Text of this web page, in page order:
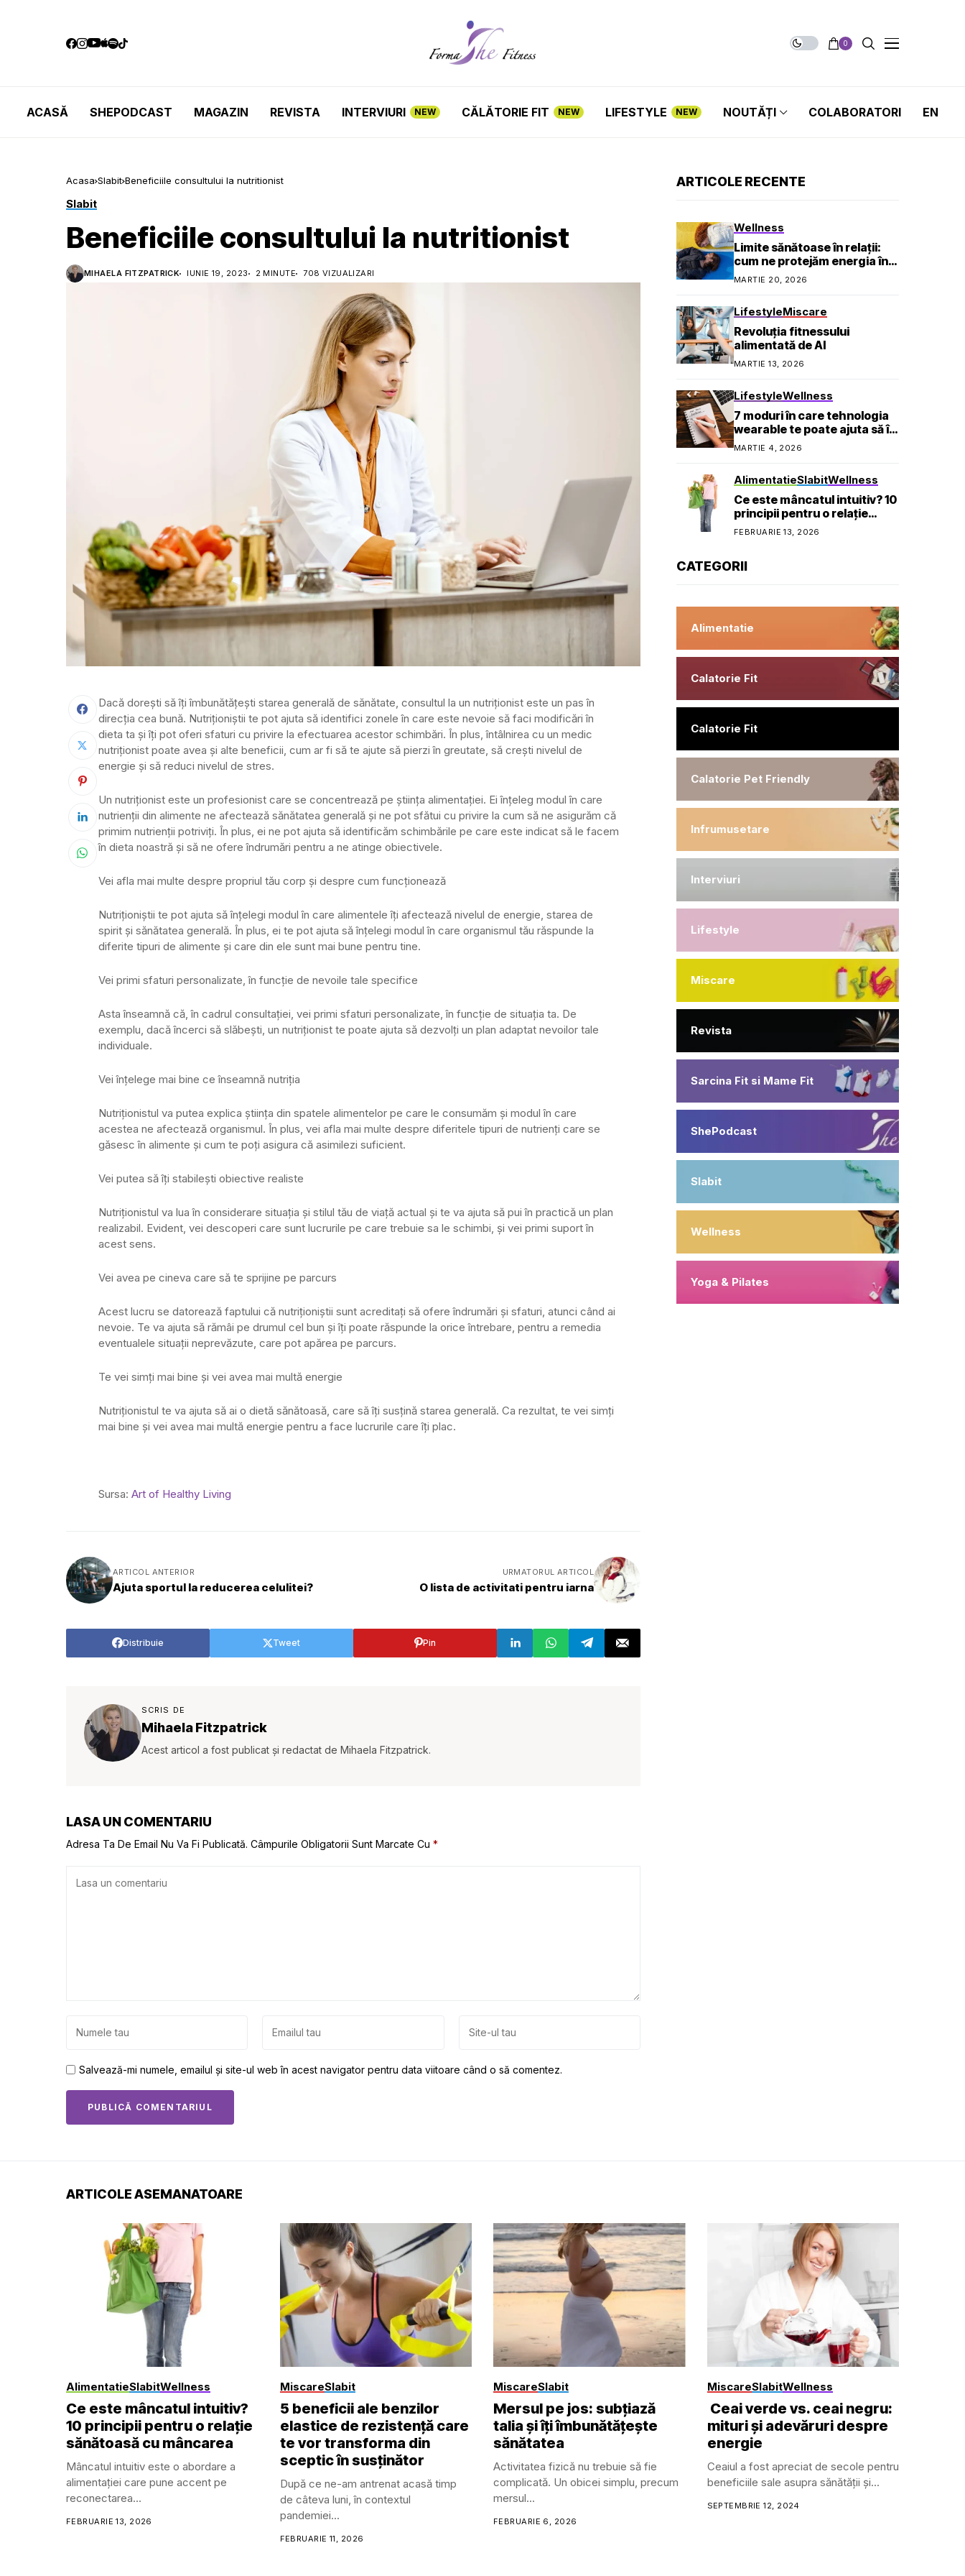
0
ACASĂ SHEPODCAST MAGAZIN REVISTA INTERVIURI NEW CĂLĂTORIE FIT NEW LIFESTYLE NEW NOUTĂȚI COLABORATORI EN
Acasa Slabit Beneficiile consultului la nutritionist
Slabit
Beneficiile consultului la nutritionist
MIHAELA FITZPATRICK IUNIE 19, 2023 2 MINUTE 708 VIZUALIZARI
​Dacă dorești să îți îmbunătățești starea generală de sănătate, consultul la un nutriționist este un pas în
direcția cea bună. Nutriționiștii te pot ajuta să identifici zonele în care este nevoie să faci modificări în
dieta ta și îți pot oferi sfaturi cu privire la efectuarea acestor schimbări. În plus, întâlnirea cu un medic
nutriționist poate avea și alte beneficii, cum ar fi să te ajute să pierzi în greutate, să crești nivelul de
energie și să reduci nivelul de stres.
Un nutriționist este un profesionist care se concentrează pe știința alimentației. Ei înțeleg modul în care
nutrienții din alimente ne afectează sănătatea generală și ne pot sfătui cu privire la cum să ne asigurăm că
primim nutrienții potriviți. În plus, ei ne pot ajuta să identificăm schimbările pe care este indicat să le facem
în dieta noastră și să ne ofere îndrumări pentru a ne atinge obiectivele.
Vei afla mai multe despre propriul tău corp și despre cum funcționează
Nutriționiștii te pot ajuta să înțelegi modul în care alimentele îți afectează nivelul de energie, starea de
spirit și sănătatea generală. În plus, ei te pot ajuta să înțelegi modul în care organismul tău răspunde la
diferite tipuri de alimente și care din ele sunt mai bune pentru tine.
Vei primi sfaturi personalizate, în funcție de nevoile tale specifice
Asta înseamnă că, în cadrul consultației, vei primi sfaturi personalizate, în funcție de situația ta. De
exemplu, dacă încerci să slăbești, un nutriționist te poate ajuta să dezvolți un plan adaptat nevoilor tale
individuale.
Vei înțelege mai bine ce înseamnă nutriția
Nutriționistul va putea explica știința din spatele alimentelor pe care le consumăm și modul în care
acestea ne afectează organismul. În plus, vei afla mai multe despre diferitele tipuri de nutrienți care se
găsesc în alimente și cum te poți asigura că asimilezi suficient.
Vei putea să îți stabilești obiective realiste
Nutriționistul va lua în considerare situația și stilul tău de viață actual și te va ajuta să pui în practică un plan
realizabil. Evident, vei descoperi care sunt lucrurile pe care trebuie sa le schimbi, și vei primi suport în
acest sens.
Vei avea pe cineva care să te sprijine pe parcurs
Acest lucru se datorează faptului că nutriționiștii sunt acreditați să ofere îndrumări și sfaturi, atunci când ai
nevoie. Te va ajuta să rămâi pe drumul cel bun și îți poate răspunde la orice întrebare, pentru a remedia
eventualele situații neprevăzute, care pot apărea pe parcurs.
Te vei simți mai bine și vei avea mai multă energie
Nutriționistul te va ajuta să ai o dietă sănătoasă, care să îți susțină starea generală. Ca rezultat, te vei simți
mai bine și vei avea mai multă energie pentru a face lucrurile care îți plac.
Sursa: Art of Healthy Living
ARTICOL ANTERIOR
Ajuta sportul la reducerea celulitei?
URMATORUL ARTICOL
O lista de activitati pentru iarna
Distribuie Tweet Pin
SCRIS DE
Mihaela Fitzpatrick
Acest articol a fost publicat și redactat de Mihaela Fitzpatrick.
LASA UN COMENTARIU
Adresa Ta De Email Nu Va Fi Publicată. Câmpurile Obligatorii Sunt Marcate Cu *
Salvează-mi numele, emailul și site-ul web în acest navigator pentru data viitoare când o să comentez.
ARTICOLE RECENTE
Wellness
Limite sănătoase în relații:
cum ne protejăm energia în
viața socială și profesională
MARTIE 20, 2026
LifestyleMiscare
Revoluția fitnessului
alimentată de AI
MARTIE 13, 2026
LifestyleWellness
7 moduri în care tehnologia
wearable te poate ajuta să îți
atingi obiectivele de
sănătate
MARTIE 4, 2026
AlimentatieSlabitWellness
Ce este mâncatul intuitiv? 10
principii pentru o relație
sănătoasă cu mâncarea
FEBRUARIE 13, 2026
CATEGORII
Alimentatie
Calatorie Fit
Calatorie Fit
Calatorie Pet Friendly
Infrumusetare
Interviuri
Lifestyle
Miscare
Revista
Sarcina Fit si Mame Fit
ShePodcast
Slabit
Wellness
Yoga & Pilates
ARTICOLE ASEMANATOARE
AlimentatieSlabitWellness
Ce este mâncatul intuitiv?
10 principii pentru o relație
sănătoasă cu mâncarea
Mâncatul intuitiv este o abordare a
alimentației care pune accent pe
reconectarea...
FEBRUARIE 13, 2026
MiscareSlabit
5 beneficii ale benzilor
elastice de rezistență care
te vor transforma din
sceptic în susținător
După ce ne-am antrenat acasă timp
de câteva luni, în contextul
pandemiei...
FEBRUARIE 11, 2026
MiscareSlabit
Mersul pe jos: subțiază
talia și îți îmbunătățește
sănătatea
Activitatea fizică nu trebuie să fie
complicată. Un obicei simplu, precum
mersul...
FEBRUARIE 6, 2026
MiscareSlabitWellness
Ceai verde vs. ceai negru:
mituri și adevăruri despre
energie
Ceaiul a fost apreciat de secole pentru
beneficiile sale asupra sănătății și...
SEPTEMBRIE 12, 2024